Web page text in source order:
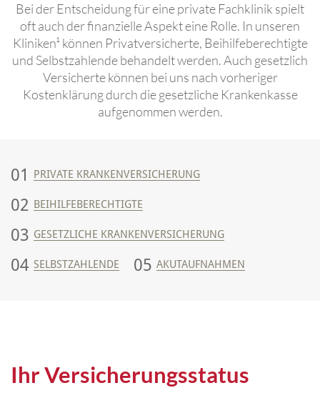
Bei der Entscheidung für eine private Fachklinik spielt
oft auch der finanzielle Aspekt eine Rolle. In unseren
Kliniken¹ können Privatversicherte, Beihilfeberechtigte
und Selbstzahlende behandelt werden. Auch gesetzlich
Versicherte können bei uns nach vorheriger
Kostenklärung durch die gesetzliche Krankenkasse
aufgenommen werden.
01 PRIVATE KRANKENVERSICHERUNG
02 BEIHILFEBERECHTIGTE
03 GESETZLICHE KRANKENVERSICHERUNG
04 SELBSTZAHLENDE 05 AKUTAUFNAHMEN
Ihr Versicherungsstatus